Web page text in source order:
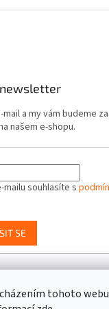
tohoto webu
a my vám budeme
našem e-shopu.
mailu souhlasíte s
SE